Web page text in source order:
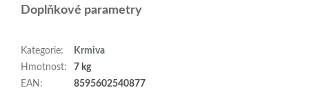
Doplňkové parametry
Kategorie:
Krmiva
Hmotnost:
7 kg
EAN : 8595602540877